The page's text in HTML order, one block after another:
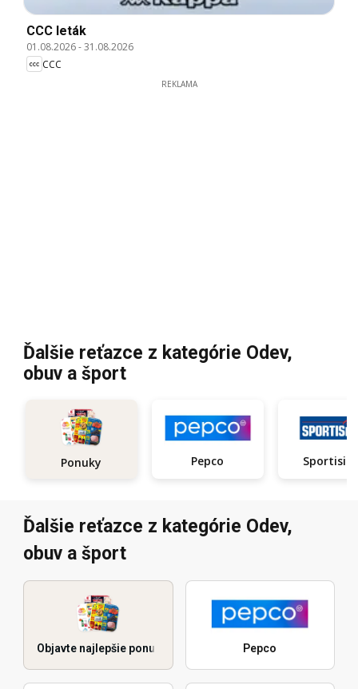
CCC leták
01.08.2026-31.08.2026
CCC
REKLAMA
Ďalšie reťazce z kategórie Odev,
obuv a šport
Ponuky Pepco
Ďalšie reťazce z kategórie Odev,
obuv a šport
Objavte najlepšie ponuky Pepco